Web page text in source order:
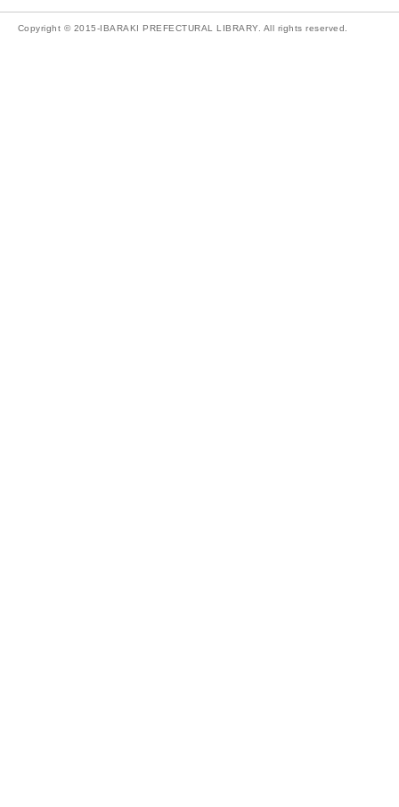
Copyright © 2015-IBARAKI PREFECTURAL LIBRARY. All rights reserved.